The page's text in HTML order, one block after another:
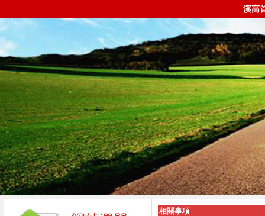
溪高
相關事項